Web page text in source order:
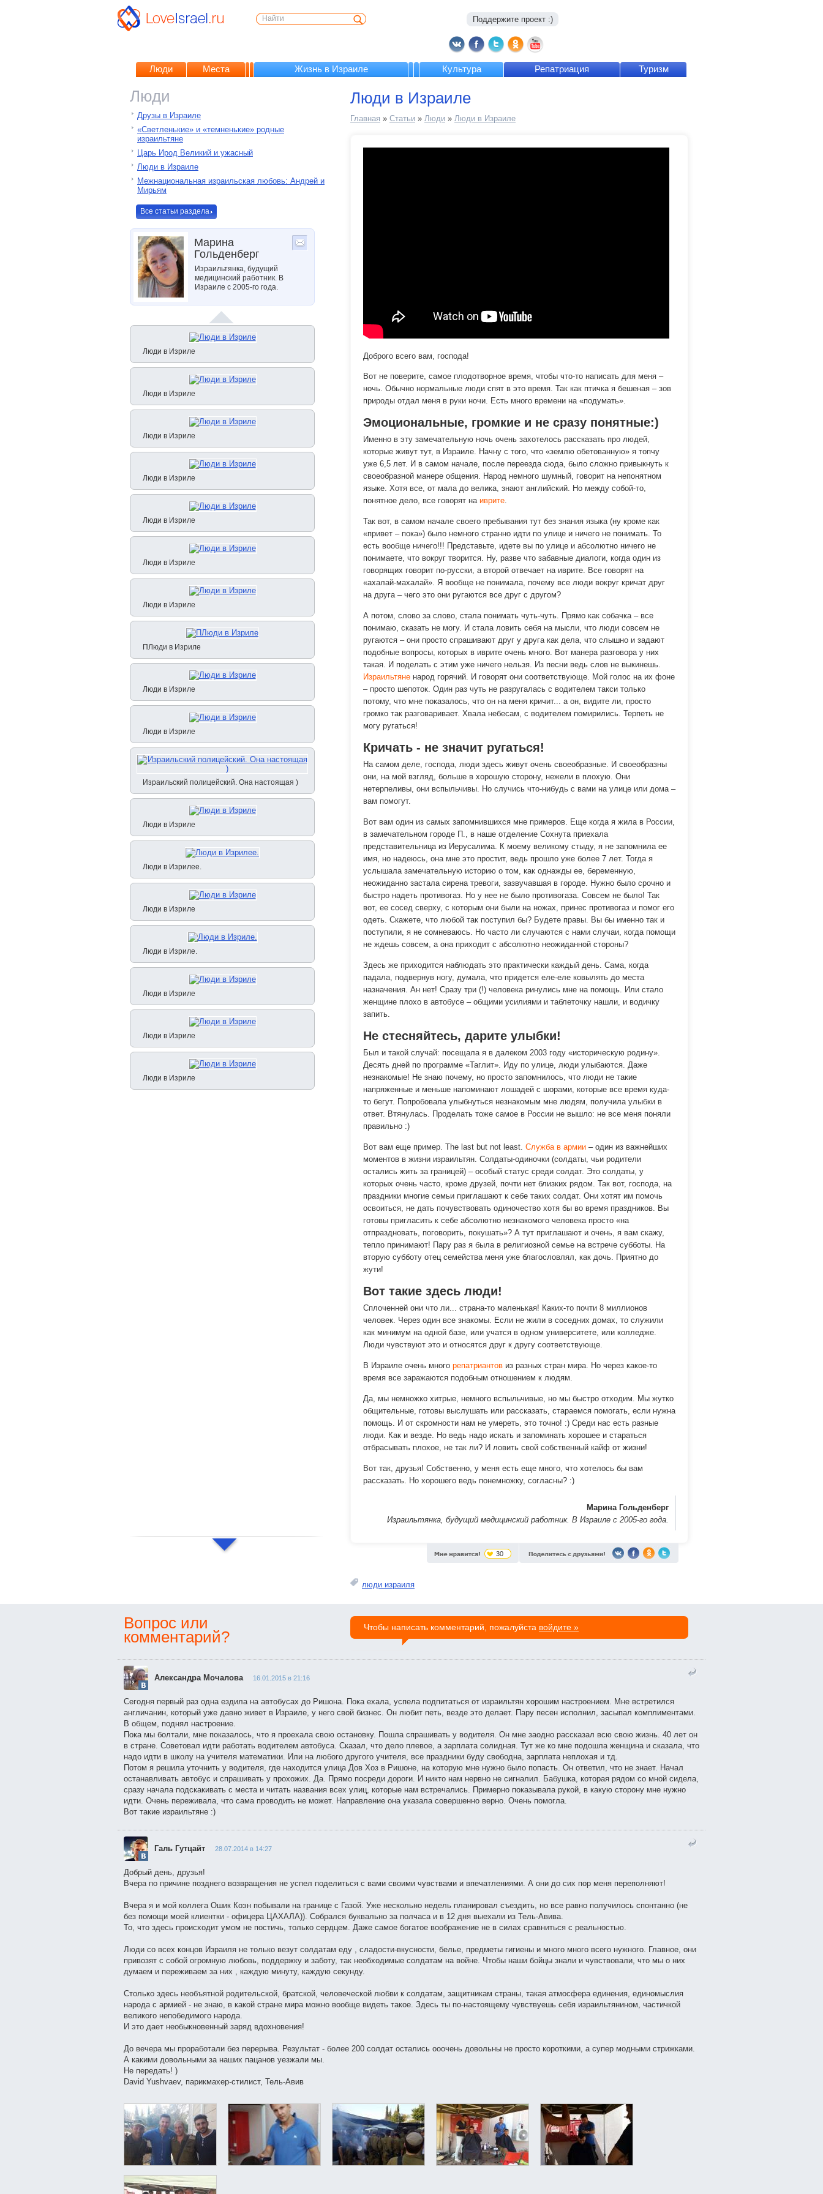
Поддержите проект :)
Люди Места Жизнь в Израиле Культура Репатриация Туризм
Люди
Друзы в Израиле
«Светленькие» и «темненькие» родные
израильтяне
Царь Ирод Великий и ужасный
Люди в Израиле
Межнациональная израильская любовь: Андрей и
Мирьям
Все статьи раздела
Марина
Гольденберг
Израильтянка, будущий
медицинский работник. В
Израиле с 2005-го года.
Люди в Изриле
Люди в Изриле
Люди в Изриле
Люди в Изриле
Люди в Изриле
Люди в Изриле
Люди в Изриле
ПЛюди в Изриле
Люди в Изриле
Люди в Изриле
Израильский полицейский. Она настоящая )
Люди в Изриле
Люди в Изрилее.
Люди в Изриле
Люди в Изриле.
Люди в Изриле
Люди в Изриле
Люди в Изриле
Люди в Израиле
Главная » Статьи » Люди » Люди в Израиле
Доброго всего вам, господа!
Вот не поверите, самое плодотворное время, чтобы что-то написать для меня –
ночь. Обычно нормальные люди спят в это время. Так как птичка я бешеная – зов
природы отдал меня в руки ночи. Есть много времени на «подумать».
Эмоциональные, громкие и не сразу понятные:)
Именно в эту замечательную ночь очень захотелось рассказать про людей,
которые живут тут, в Израиле. Начну с того, что «землю обетованную» я топчу
уже 6,5 лет. И в самом начале, после переезда сюда, было сложно привыкнуть к
своеобразной манере общения. Народ немного шумный, говорит на непонятном
языке. Хотя все, от мала до велика, знают английский. Но между собой-то,
понятное дело, все говорят на иврите.
Так вот, в самом начале своего пребывания тут без знания языка (ну кроме как
«привет – пока») было немного странно идти по улице и ничего не понимать. То
есть вообще ничего!!! Представьте, идете вы по улице и абсолютно ничего не
понимаете, что вокруг творится. Ну, разве что забавные диалоги, когда один из
говорящих говорит по-русски, а второй отвечает на иврите. Все говорят на
«ахалай-махалай». Я вообще не понимала, почему все люди вокруг кричат друг
на друга – чего это они ругаются все друг с другом?
А потом, слово за слово, стала понимать чуть-чуть. Прямо как собачка – все
понимаю, сказать не могу. И стала ловить себя на мысли, что люди совсем не
ругаются – они просто спрашивают друг у друга как дела, что слышно и задают
подобные вопросы, которых в иврите очень много. Вот манера разговора у них
такая. И поделать с этим уже ничего нельзя. Из песни ведь слов не выкинешь.
Израильтяне народ горячий. И говорят они соответствующе. Мой голос на их фоне
– просто шепоток. Один раз чуть не разругалась с водителем такси только
потому, что мне показалось, что он на меня кричит... а он, видите ли, просто
громко так разговаривает. Хвала небесам, с водителем помирились. Терпеть не
могу ругаться!
Кричать - не значит ругаться!
На самом деле, господа, люди здесь живут очень своеобразные. И своеобразны
они, на мой взгляд, больше в хорошую сторону, нежели в плохую. Они
нетерпеливы, они вспыльчивы. Но случись что-нибудь с вами на улице или дома –
вам помогут.
Вот вам один из самых запомнившихся мне примеров. Еще когда я жила в России,
в замечательном городе П., в наше отделение Сохнута приехала
представительница из Иерусалима. К моему великому стыду, я не запомнила ее
имя, но надеюсь, она мне это простит, ведь прошло уже более 7 лет. Тогда я
услышала замечательную историю о том, как однажды ее, беременную,
неожиданно застала сирена тревоги, зазвучавшая в городе. Нужно было срочно и
быстро надеть противогаз. Но у нее не было противогаза. Совсем не было! Так
вот, ее сосед сверху, с которым они были на ножах, принес противогаз и помог его
одеть. Скажете, что любой так поступил бы? Будете правы. Вы бы именно так и
поступили, я не сомневаюсь. Но часто ли случаются с нами случаи, когда помощи
не ждешь совсем, а она приходит с абсолютно неожиданной стороны?
Здесь же приходится наблюдать это практически каждый день. Сама, когда
падала, подвернув ногу, думала, что придется еле-еле ковылять до места
назначения. Ан нет! Сразу три (!) человека ринулись мне на помощь. Или стало
женщине плохо в автобусе – общими усилиями и таблеточку нашли, и водичку
запить.
Не стесняйтесь, дарите улыбки!
Был и такой случай: посещала я в далеком 2003 году «историческую родину».
Десять дней по программе «Таглит». Иду по улице, люди улыбаются. Даже
незнакомые! Не знаю почему, но просто запомнилось, что люди не такие
напряженные и меньше напоминают лошадей с шорами, которые все время куда-
то бегут. Попробовала улыбнуться незнакомым мне людям, получила улыбки в
ответ. Втянулась. Проделать тоже самое в России не вышло: не все меня поняли
правильно :)
Вот вам еще пример. The last but not least. Служба в армии – один из важнейших
моментов в жизни израильтян. Солдаты-одиночки (солдаты, чьи родители
остались жить за границей) – особый статус среди солдат. Это солдаты, у
которых очень часто, кроме друзей, почти нет близких рядом. Так вот, господа, на
праздники многие семьи приглашают к себе таких солдат. Они хотят им помочь
освоиться, не дать почувствовать одиночество хотя бы во время праздников. Вы
готовы пригласить к себе абсолютно незнакомого человека просто «на
отпраздновать, поговорить, покушать»? А тут приглашают и очень, я вам скажу,
тепло принимают! Пару раз я была в религиозной семье на встрече субботы. На
вторую субботу отец семейства меня уже благословлял, как дочь. Приятно до
жути!
Вот такие здесь люди!
Сплоченней они что ли... страна-то маленькая! Каких-то почти 8 миллионов
человек. Через один все знакомы. Если не жили в соседних домах, то служили
как минимум на одной базе, или учатся в одном университете, или колледже.
Люди чувствуют это и относятся друг к другу соответствующе.
В Израиле очень много репатриантов из разных стран мира. Но через какое-то
время все заражаются подобным отношением к людям.
Да, мы немножко хитрые, немного вспыльчивые, но мы быстро отходим. Мы жутко
общительные, готовы выслушать или рассказать, стараемся помогать, если нужна
помощь. И от скромности нам не умереть, это точно! :) Среди нас есть разные
люди. Как и везде. Но ведь надо искать и запоминать хорошее и стараться
отбрасывать плохое, не так ли? И ловить свой собственный кайф от жизни!
Вот так, друзья! Собственно, у меня есть еще много, что хотелось бы вам
рассказать. Но хорошего ведь понемножку, согласны? :)
Марина Гольденберг
Израильтянка, будущий медицинский работник. В Израиле с 2005-го года.
30
люди израиля
Вопрос или
комментарий?
Чтобы написать комментарий, пожалуйста войдите »
Александра Мочалова 16.01.2015 в 21:16
Сегодня первый раз одна ездила на автобусах до Ришона. Пока ехала, успела подпитаться от израильтян хорошим настроением. Мне встретился
англичанин, который уже давно живет в Израиле, у него свой бизнес. Он любит петь, везде это делает. Пару песен исполнил, засыпал комплиментами.
В общем, поднял настроение.
Пока мы болтали, мне показалось, что я проехала свою остановку. Пошла спрашивать у водителя. Он мне заодно рассказал всю свою жизнь. 40 лет он
в стране. Советовал идти работать водителем автобуса. Сказал, что дело плевое, а зарплата солидная. Тут же ко мне подошла женщина и сказала, что
надо идти в школу на учителя математики. Или на любого другого учителя, все праздники буду свободна, зарплата неплохая и тд.
Потом я решила уточнить у водителя, где находится улица Дов Хоз в Ришоне, на которую мне нужно было попасть. Он ответил, что не знает. Начал
останавливать автобус и спрашивать у прохожих. Да. Прямо посреди дороги. И никто нам нервно не сигналил. Бабушка, которая рядом со мной сидела,
сразу начала подскакивать с места и читать названия всех улиц, которые нам встречались. Примерно показывала рукой, в какую сторону мне нужно
идти. Очень переживала, что сама проводить не может. Направление она указала совершенно верно. Очень помогла.
Вот такие израильтяне :)
Галь Гутцайт 28.07.2014 в 14:27
Добрый день, друзья!
Вчера по причине позднего возвращения не успел поделиться с вами своими чувствами и впечатлениями. А они до сих пор меня переполняют!
Вчера я и мой коллега Ошик Коэн побывали на границе с Газой. Уже нескольно недель планировал съездить, но все равно получилось спонтанно (не
без помощи моей клиентки - офицера ЦАХАЛА)). Собрался буквально за полчаса и в 12 дня выехали из Тель-Авива.
То, что здесь происходит умом не постичь, только сердцем. Даже самое богатое воображение не в силах сравниться с реальностью.
Люди со всех концов Израиля не только везут солдатам еду , сладости-вкусности, белье, предметы гигиены и много много всего нужного. Главное, они
привозят с собой огромную любовь, поддержку и заботу, так необходимые солдатам на войне. Чтобы наши бойцы знали и чувствовали, что мы о них
думаем и переживаем за них , каждую минуту, каждую секунду.
Столько здесь необъятной родительской, братской, человеческой любви к солдатам, защитникам страны, такая атмосфера единения, единомыслия
народа с армией - не знаю, в какой стране мира можно вообще видеть такое. Здесь ты по-настоящему чувствуешь себя израильтянином, частичкой
великого непобедимого народа.
И это дает необыкновенный заряд вдохновения!
До вечера мы проработали без перерыва. Результат - более 200 солдат остались ооочень довольны не просто короткими, а супер модными стрижками.
А какими довольными за наших пацанов уезжали мы.
Не передать! )
David Yushvaev, парикмахер-стилист, Тель-Авив